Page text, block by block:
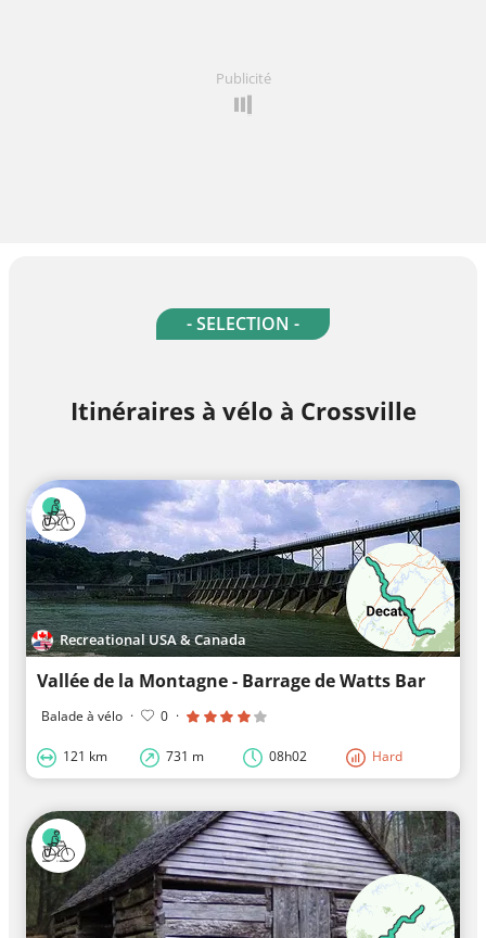
Publicité
- SELECTION -
Itinéraires à vélo à Crossville
Recreational USA & Canada
Vallée de la Montagne - Barrage de Watts Bar
Balade à vélo · 0 ·
121 km 731 m 08h02 Hard